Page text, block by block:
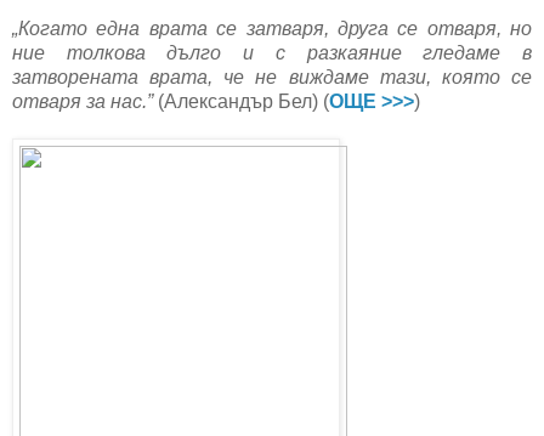
„Когато една врата се затваря, друга се отваря, но
ние толкова дълго и с разкаяние гледаме в
затворената врата, че не виждаме тази, която се
отваря за нас.” (Александър Бел) (ОЩЕ >>>)